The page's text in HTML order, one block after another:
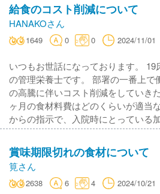
給食のコスト削減について
HANAKOさん
1649 0 0 2024/11/01
いつもお世話になっております。 19
の管理栄養士です。 部署の一番上で
の高騰に伴いコスト削減をしていき
ヶ月の食材料費はどのくらいが適当
からの指示で、入院時にとっている
賞味期限切れの食材について
筧さん
2638 6 4 2024/10/21